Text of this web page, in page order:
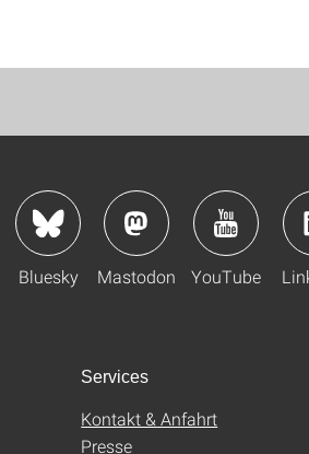
Bluesky Mastodon YouTube
Services
Kontakt & Anfahrt
Presse